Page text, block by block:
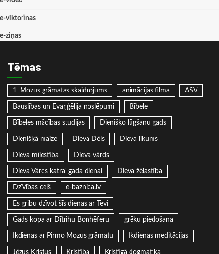
e-viktorīnas
e-ziņas
Tēmas
1. Mozus grāmatas skaidrojums animācijas filma ASV
Bauslības un Evaņģēlija noslēpumi Bībele
Bībeles mācības studijas Dienišķo lūgšanu gads
Dienišķā maize Dieva Dēls Dieva likums
Dieva mīlestība Dieva vārds
Dieva Vārds katrai gada dienai Dieva žēlastība
Dzīvības ceļš e-baznica.lv
Es gribu dzīvot šīs dienas ar Tevi
Gads kopa ar Dītrihu Bonhēferu grēku piedošana
Ikdienas ar Pirmo Mozus grāmatu Ikdienas meditācijas
Jēzus Kristus Kristība Kristīgā dogmatika